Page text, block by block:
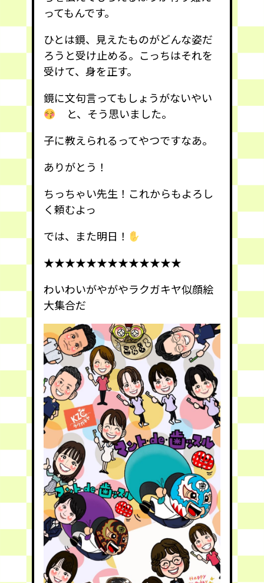
ってもんです。
ひとは鏡、見えたものがどんな姿だ
ろうと受け止める。こっちはそれを
受けて、身を正す。
鏡に文句言ってもしょうがないやい
と、そう思いました。
子に教えられるってやつですなあ。
ありがとう！
ちっちゃい先生！これからもよろし
く頼むよっ
では、また明日！
★★★★★★★★★★★★★
わいわいがやがやラクガキヤ似顔絵
大集合だ